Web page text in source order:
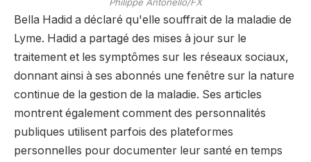
Bella Hadid a déclaré qu'elle souffrait de la maladie de
Lyme. Hadid a partagé des mises à jour sur le
traitement et les symptômes sur les réseaux sociaux,
donnant ainsi à ses abonnés une fenêtre sur la nature
continue de la gestion de la maladie. Ses articles
montrent également comment des personnalités
publiques utilisent parfois des plateformes
personnelles pour documenter leur santé en temps